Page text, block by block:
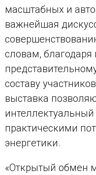
масштабных и
важнейшая
словам,
составу
выставка
практическими
энергетики.
«Открытый обмен